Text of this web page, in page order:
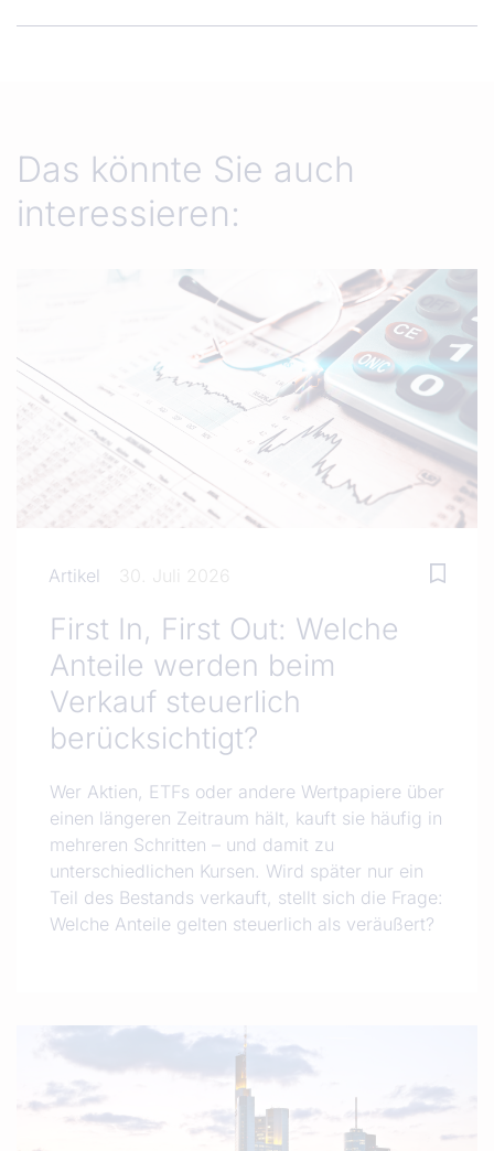
Das könnte Sie auch
interessieren:
Artikel 30. Juli 2026
First In, First Out: Welche
Anteile werden beim
Verkauf steuerlich
berücksichtigt?
Wer Aktien, ETFs oder andere Wertpapiere über
einen längeren Zeitraum hält, kauft sie häufig in
mehreren Schritten – und damit zu
unterschiedlichen Kursen. Wird später nur ein
Teil des Bestands verkauft, stellt sich die Frage:
Welche Anteile gelten steuerlich als veräußert?